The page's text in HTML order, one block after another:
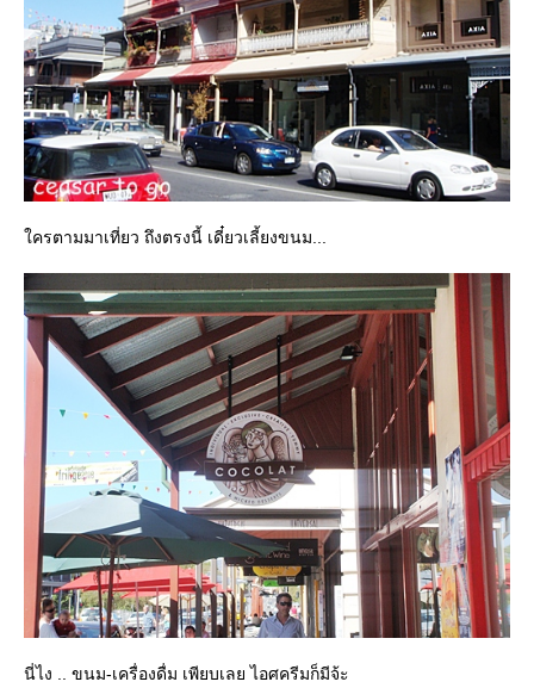
ครตามมาเที่ยว ถึงตรงนี้ เดี๋ยวเลี้ยงขนม...
นี่ไง .. ขนม-เครื่องดื่ม เพียบเลย ไอศครีมก็มีจ้ะ